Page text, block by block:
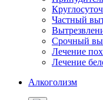
Частный
Срочный
Лечение
Лечение
Алкоголизм